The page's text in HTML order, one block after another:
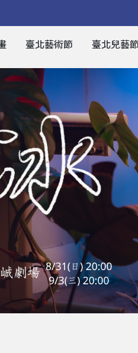
臺北藝術節 臺北兒藝節